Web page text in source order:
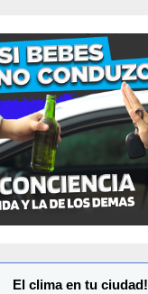
El clima en tu ciudad!